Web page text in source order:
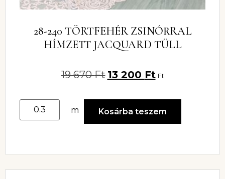
28-240 TÖRTFEHÉR ZSINÓRRAL
HÍMZETT JACQUARD TÜLL
19 670Ft 13 200 Ft Ft
m Kosárba teszem